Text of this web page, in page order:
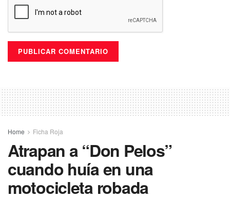
Home Ficha Roja
Atrapan a “Don Pelos”
cuando huía en una
motocicleta robada